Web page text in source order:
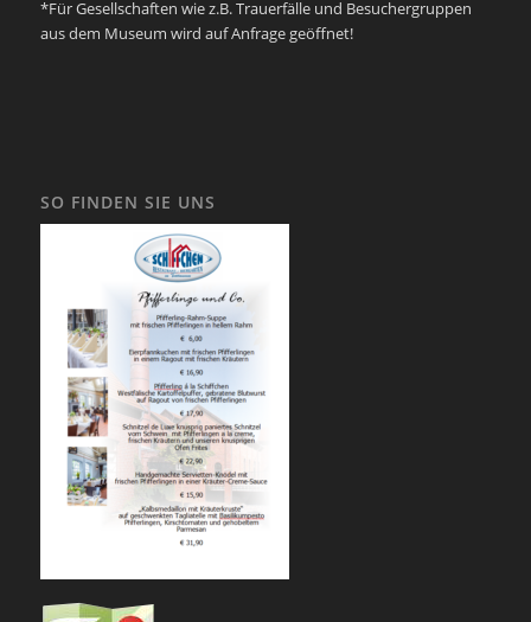
*Für Gesellschaften wie z.B. Trauerfälle und Besuchergruppen
aus dem Museum wird auf Anfrage geöffnet!
SO FINDEN SIE UNS